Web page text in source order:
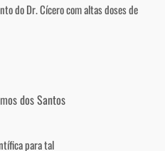
do Dr. Cícero com altas doses de
dos Santos
para tal